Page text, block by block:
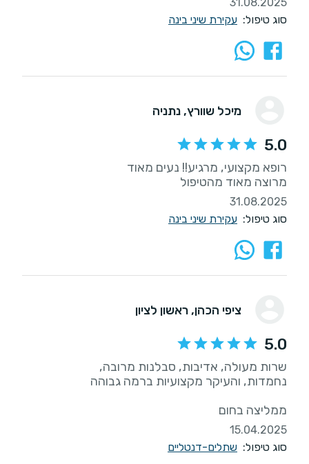
סוג טיפול: עקירת שיני בינה
מיכל שוורץ, נתניה
5.0
מרוצה מאוד מהטיפול
31.08.2025
סוג טיפול: עקירת שיני בינה
ציפי הכהן, ראשון לציון
5.0
ממליצה בחום
15.04.2025
סוג טיפול: שתלים-דנטליים